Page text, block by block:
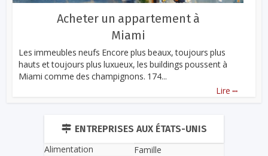
Acheter un appartement à
Miami
Les immeubles neufs Encore plus beaux, toujours plus
hauts et toujours plus luxueux, les buildings poussent à
Miami comme des champignons. 174...
Lire ...
ENTREPRISES AUX ÉTATS-UNIS
Alimentation
Famille